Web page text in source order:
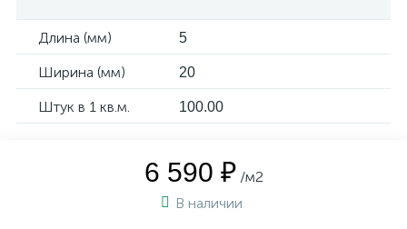
Длина (мм) 5
Ширина (мм) 20
Штук в 1 кв.м. 100.00
6 590 ₽ /м2
В наличии